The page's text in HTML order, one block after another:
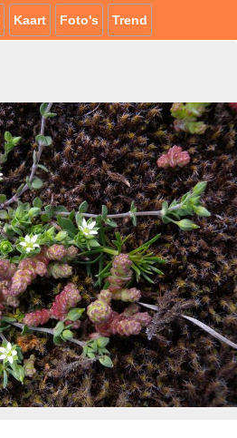
Kaart Foto's Trend